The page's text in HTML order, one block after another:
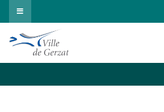
Passer
au
contenu